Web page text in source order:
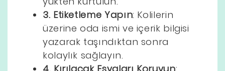
3. Etiketleme Yapın: Kolilerin
üzerine oda ismi ve içerik bilgisi
yazarak taşındıktan sonra
kolaylık sağlayın.